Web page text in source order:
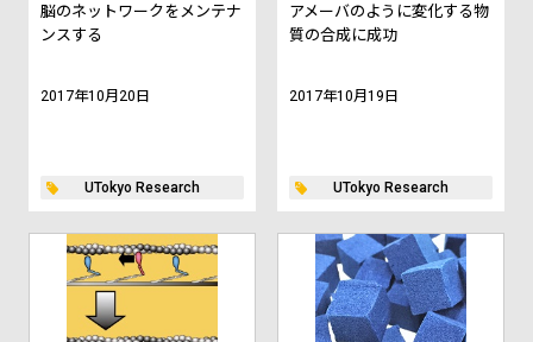
脳のネットワークをメンテナ
ンスする
2017年10月20日
UTokyo Research
アメーバのように変化する物
質の合成に成功
2017年10月19日
UTokyo Research